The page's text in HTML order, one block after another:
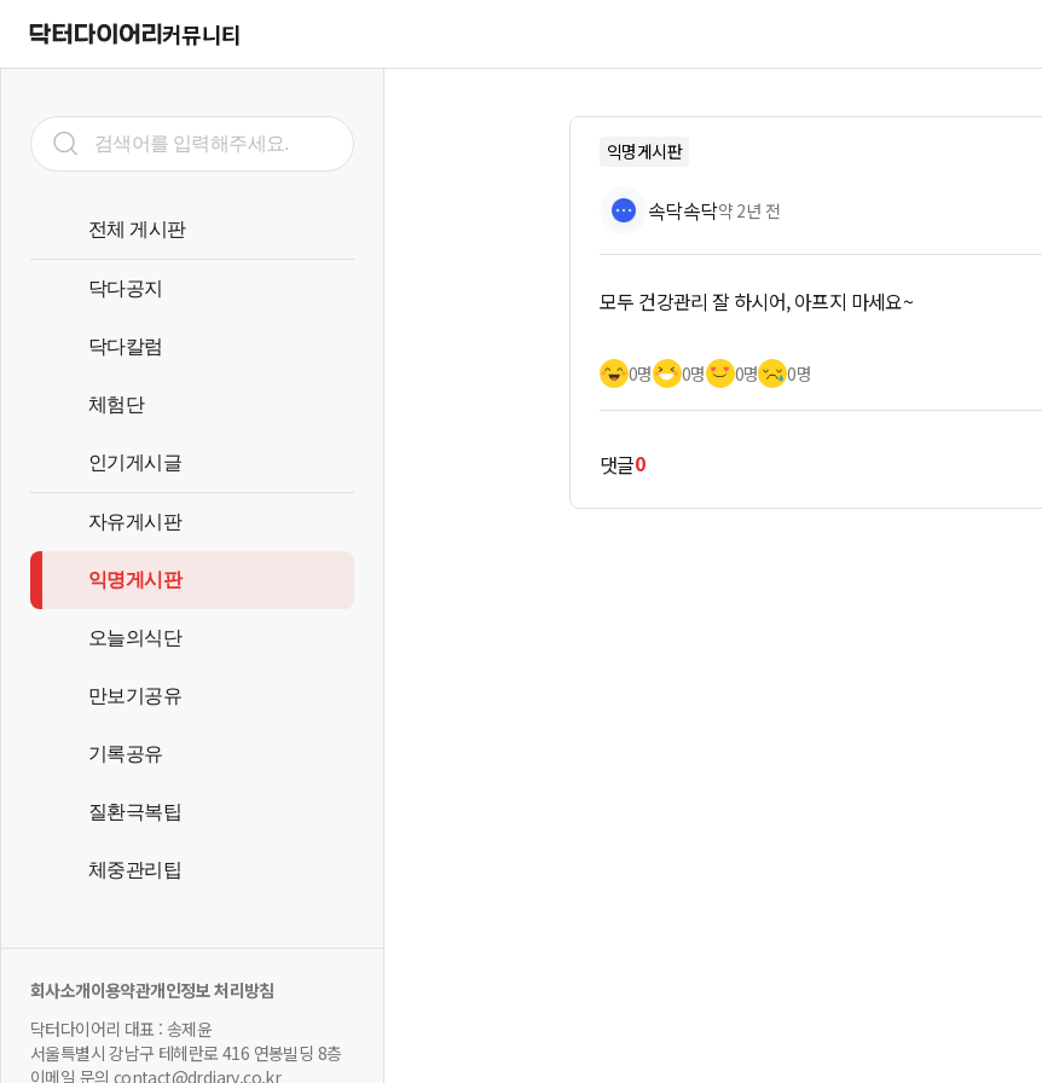
커뮤니티
전체 게시판
닥다공지
닥다칼럼
체험단
인기게시글
자유게시판
익명게시판
오늘의식단
만보기공유
기록공유
질환극복팁
체중관리팁
회사소개이용약관개인정보 처리방침
닥터다이어리 대표 : 송제윤
서울특별시 강남구 테헤란로 416 연봉빌딩 8층
이메일 문의 contact@drdiary.co.kr
익명게시판
속닥속닥약 2년 전
모두 건강관리 잘 하시어, 아프지 마세요~
0명 0명 0명 0명
댓글0